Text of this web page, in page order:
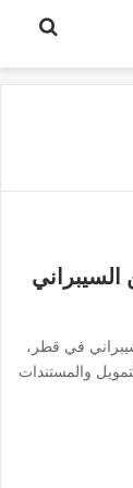
بحث عن
في قطر،
والمستندات